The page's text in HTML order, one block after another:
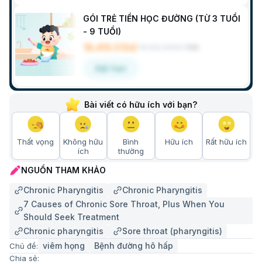
GÓI TRẺ TIỀN HỌC ĐƯỜNG (TỪ 3 TUỔI
- 9 TUỔI)
18.410.510đ
Đặt hẹn
Bài viết có hữu ích với bạn?
Thất vọng
Không hữu
ích
Bình
thường
Hữu ích Rất hữu ích
NGUỒN THAM KHẢO
Chronic Pharyngitis
Chronic Pharyngitis
7 Causes of Chronic Sore Throat, Plus When You
Should Seek Treatment
Chronic pharyngitis
Sore throat (pharyngitis)
Chủ đề: viêm họng Bệnh đường hô hấp
Chia sẻ: